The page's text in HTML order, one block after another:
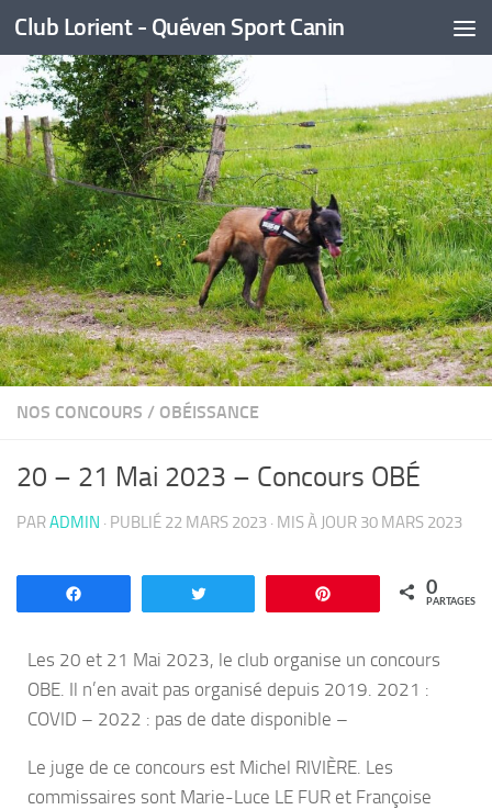
Skip to content
Club Lorient - Quéven Sport Canin
NOS CONCOURS / OBÉISSANCE
20 – 21 Mai 2023 – Concours OBÉ
PARADMIN · PUBLIÉ 22 MARS 2023 · MIS À JOUR 30 MARS 2023
Enregistrer 0
PARTAGES
Les 20 et 21 Mai 2023, le club organise un concours
OBE. Il n’en avait pas organisé depuis 2019. 2021 :
COVID – 2022 : pas de date disponible –
Le juge de ce concours est Michel RIVIÈRE. Les
commissaires sont Marie-Luce LE FUR et Françoise